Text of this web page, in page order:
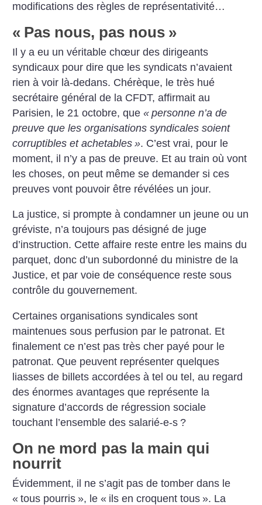
modifications des règles de représentativité…
« Pas nous, pas nous »
Il y a eu un véritable chœur des dirigeants
syndicaux pour dire que les syndicats n’avaient
rien à voir là-dedans. Chérèque, le très hué
secrétaire général de la CFDT, affirmait au
Parisien, le 21 octobre, que« personne n’a de
preuve que les organisations syndicales soient
corruptibles et achetables ». C’est vrai, pour le
moment, il n’y a pas de preuve. Et au train où vont
les choses, on peut même se demander si ces
preuves vont pouvoir être révélées un jour.
La justice, si prompte à condamner un jeune ou un
gréviste, n’a toujours pas désigné de juge
d’instruction. Cette affaire reste entre les mains du
parquet, donc d’un subordonné du ministre de la
Justice, et par voie de conséquence reste sous
contrôle du gouvernement.
Certaines organisations syndicales sont
maintenues sous perfusion par le patronat. Et
finalement ce n’est pas très cher payé pour le
patronat. Que peuvent représenter quelques
liasses de billets accordées à tel ou tel, au regard
des énormes avantages que représente la
signature d’accords de régression sociale
touchant l’ensemble des salarié-e-s ?
On ne mord pas la main qui
nourrit
Évidemment, il ne s’agit pas de tomber dans le
« tous pourris », le « ils en croquent tous ». La